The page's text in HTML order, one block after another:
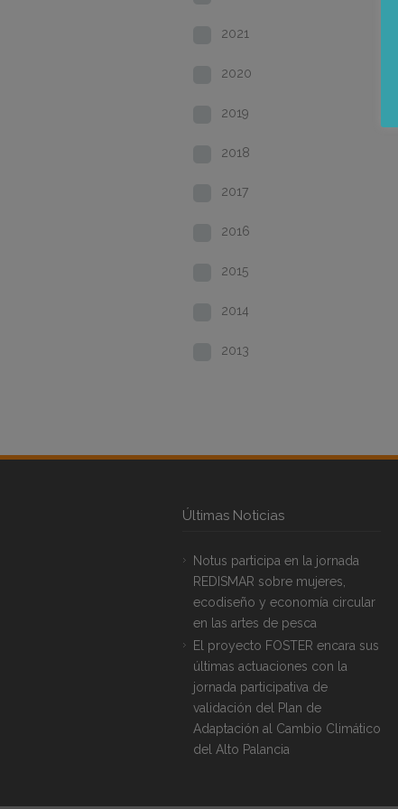
2021
2020
2019
2018
2017
2016
2015
2014
2013
Últimas Noticias
Notus participa en la jornada
REDISMAR sobre mujeres,
ecodiseño y economía circular
en las artes de pesca
El proyecto FOSTER encara sus
últimas actuaciones con la
jornada participativa de
validación del Plan de
Adaptación al Cambio Climático
del Alto Palancia